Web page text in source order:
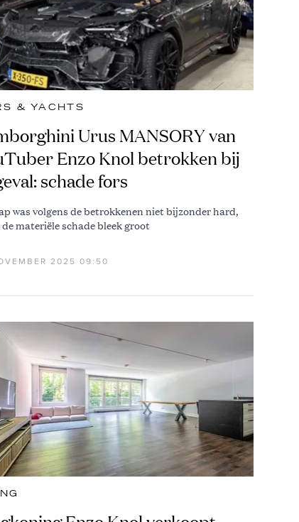
& YACHTS
Urus MANSORY van
Enzo Knol betrokken bij
schade fors
was volgens de betrokkenen niet bijzonder hard,
materiële schade bleek groot
2025 09:50